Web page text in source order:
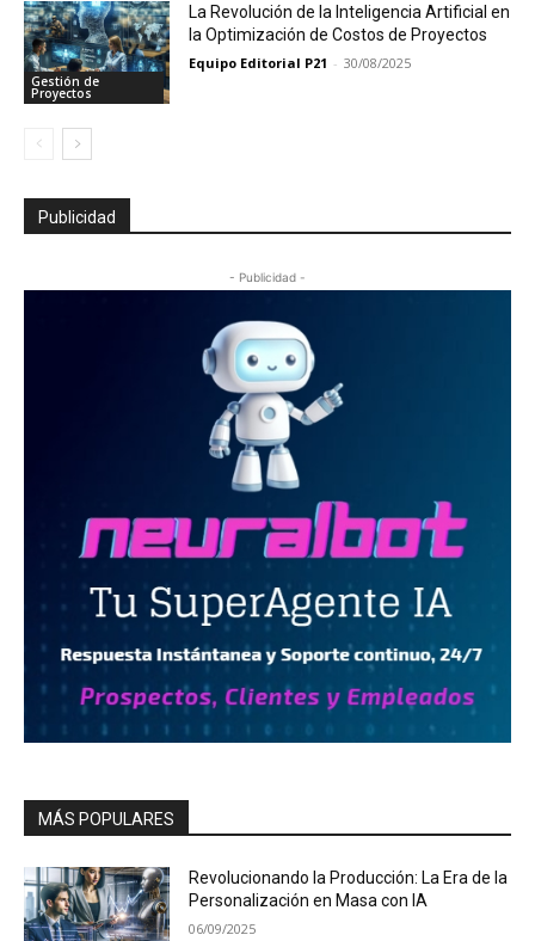
Gestión de
Proyectos
La Revolución de la Inteligencia Artificial en
la Optimización de Costos de Proyectos
Equipo Editorial P21 - 30/08/2025
Publicidad
- Publicidad -
MÁS POPULARES
Revolucionando la Producción: La Era de la
Personalización en Masa con IA
06/09/2025